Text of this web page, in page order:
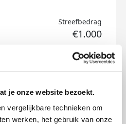
je onze website bezoekt.
vergelijkbare technieken om
werken, het gebruik van onze
Streefbedrag
€1.000
badges